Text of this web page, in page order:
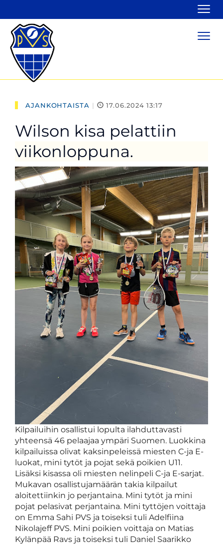
AJANKOHTAISTA | 17.06.2024 13:17
Wilson kisa pelattiin
viikonloppuna.
Kilpailuihin osallistui lopulta ilahduttavasti
yhteensä 46 pelaajaa ympäri Suomen. Luokkina
kilpailuissa olivat kaksinpeleissä miesten C-ja E-
luokat, mini tytöt ja pojat sekä poikien U11.
Lisäksi kisassa oli miesten nelinpeli C-ja E-sarjat.
Mukavan osallistujamäärän takia kilpailut
aloitettiinkin jo perjantaina. Mini tytöt ja mini
pojat pelasivat perjantaina. Mini tyttöjen voittaja
on Emma Sahi PVS ja toiseksi tuli Adelfiina
Nikolajeff PVS. Mini poikien voittaja on Matias
Kylänpää Ravs ja toiseksi tuli Daniel Saarikko